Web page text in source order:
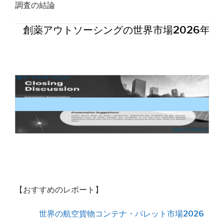
調査の結論
創薬アウトソーシングの世界市場2026年
【おすすめのレポート】
世界の航空貨物コンテナ・パレット市場2026